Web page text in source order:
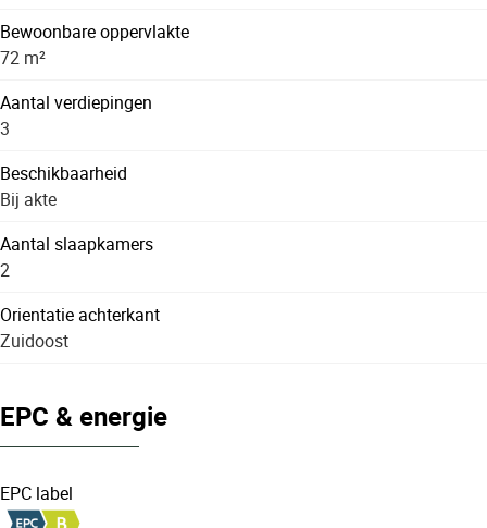
Bewoonbare oppervlakte
72 m²
Aantal verdiepingen
3
Beschikbaarheid
Bij akte
Aantal slaapkamers
2
Orientatie achterkant
Zuidoost
EPC & energie
EPC label